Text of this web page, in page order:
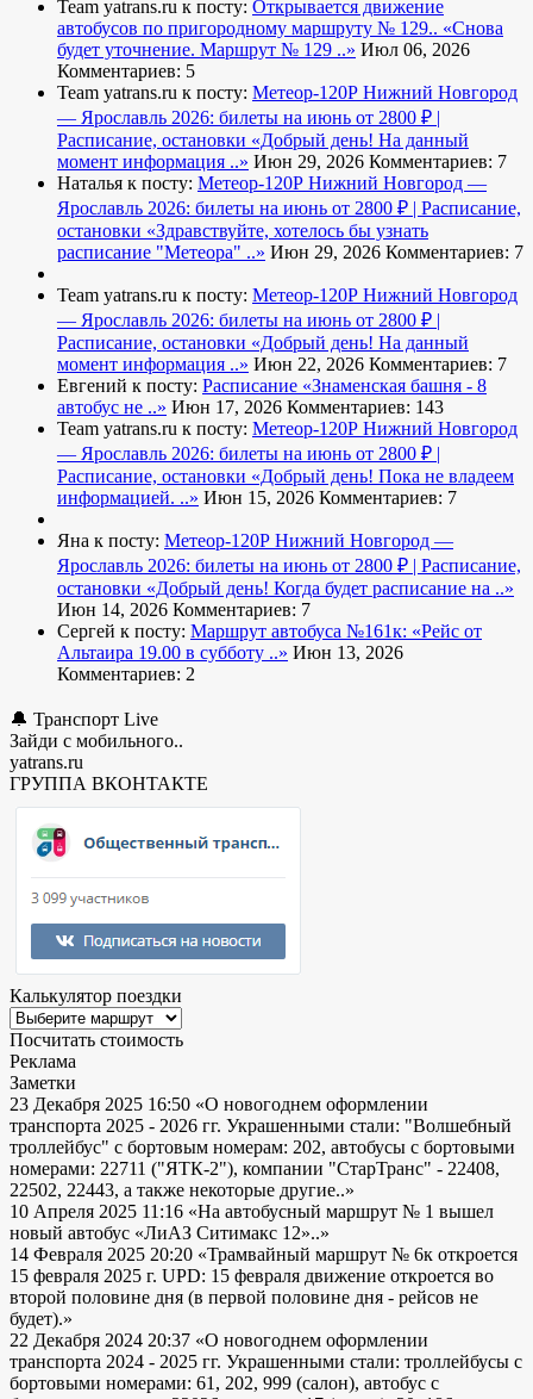
Team yatrans.ru к посту: Открывается движение
автобусов по пригородному маршруту № 129.. «Снова
будет уточнение. Маршрут № 129 ..» Июл 06, 2026
Комментариев: 5
Team yatrans.ru к посту: Метеор-120Р Нижний Новгород
— Ярославль 2026: билеты на июнь от 2800 ₽ |
Расписание, остановки «Добрый день! На данный
момент информация ..» Июн 29, 2026 Комментариев: 7
Наталья к посту: Метеор-120Р Нижний Новгород —
Ярославль 2026: билеты на июнь от 2800 ₽ | Расписание,
остановки «Здравствуйте, хотелось бы узнать
расписание "Метеора" ..» Июн 29, 2026 Комментариев: 7
Team yatrans.ru к посту: Метеор-120Р Нижний Новгород
— Ярославль 2026: билеты на июнь от 2800 ₽ |
Расписание, остановки «Добрый день! На данный
момент информация ..» Июн 22, 2026 Комментариев: 7
Евгений к посту: Расписание «Знаменская башня - 8
автобус не ..» Июн 17, 2026 Комментариев: 143
Team yatrans.ru к посту: Метеор-120Р Нижний Новгород
— Ярославль 2026: билеты на июнь от 2800 ₽ |
Расписание, остановки «Добрый день! Пока не владеем
информацией. ..» Июн 15, 2026 Комментариев: 7
Яна к посту: Метеор-120Р Нижний Новгород —
Ярославль 2026: билеты на июнь от 2800 ₽ | Расписание,
остановки «Добрый день! Когда будет расписание на ..»
Июн 14, 2026 Комментариев: 7
Сергей к посту: Маршрут автобуса №161к: «Рейс от
Альтаира 19.00 в субботу ..» Июн 13, 2026
Комментариев: 2
🔔 Транспорт Live
Зайди с мобильного..
yatrans.ru
ГРУППА ВКОНТАКТЕ
Калькулятор поездки
Посчитать стоимость
Реклама
Заметки
23 Декабря 2025 16:50 «О новогоднем оформлении
транспорта 2025 - 2026 гг. Украшенными стали: "Волшебный
троллейбус" с бортовым номерам: 202, автобусы с бортовыми
номерами: 22711 ("ЯТК-2"), компании "СтарТранс" - 22408,
22502, 22443, а также некоторые другие..»
10 Апреля 2025 11:16 «На автобусный маршрут № 1 вышел
новый автобус «ЛиАЗ Ситимакс 12»..»
14 Февраля 2025 20:20 «Трамвайный маршрут № 6к откроется
15 февраля 2025 г. UPD: 15 февраля движение откроется во
второй половине дня (в первой половине дня - рейсов не
будет).»
22 Декабря 2024 20:37 «О новогоднем оформлении
транспорта 2024 - 2025 гг. Украшенными стали: троллейбусы с
бортовыми номерами: 61, 202, 999 (салон), автобус с